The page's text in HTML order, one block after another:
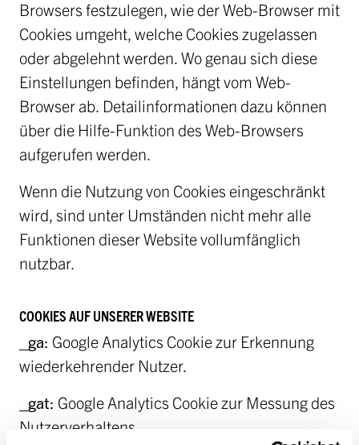
Browsers festzulegen, wie der Web-Browser mit
Cookies umgeht, welche Cookies zugelassen
oder abgelehnt werden. Wo genau sich diese
Einstellungen befinden, hängt vom Web-
Browser ab. Detailinformationen dazu können
über die Hilfe-Funktion des Web-Browsers
aufgerufen werden.
Wenn die Nutzung von Cookies eingeschränkt
wird, sind unter Umständen nicht mehr alle
Funktionen dieser Website vollumfänglich
nutzbar.
COOKIES AUF UNSERER WEBSITE
_ga: Google Analytics Cookie zur Erkennung
wiederkehrender Nutzer.
_gat: Google Analytics Cookie zur Messung des
Nutzerverhaltens.